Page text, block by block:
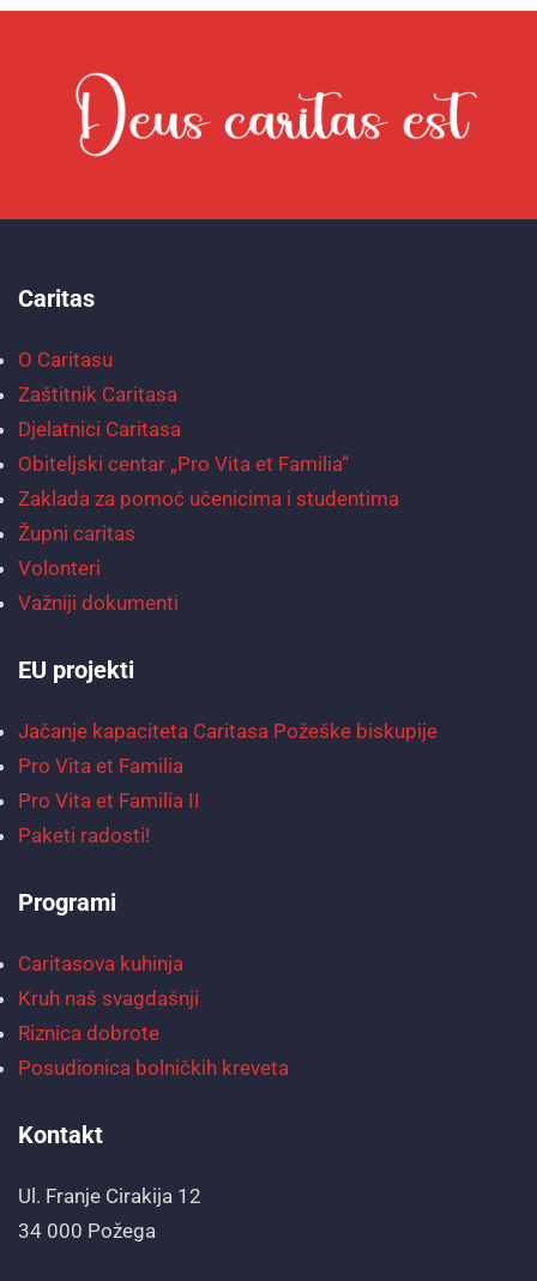
Caritas
O Caritasu
Zaštitnik Caritasa
Djelatnici Caritasa
Obiteljski centar „Pro Vita et Familia“
Zaklada za pomoć učenicima i studentima
Župni caritas
Volonteri
Važniji dokumenti
EU projekti
Jačanje kapaciteta Caritasa Požeške biskupije
Pro Vita et Familia
Pro Vita et Familia II
Paketi radosti!
Programi
Caritasova kuhinja
Kruh naš svagdašnji
Riznica dobrote
Posudionica bolničkih kreveta
Kontakt
Ul. Franje Cirakija 12
34 000 Požega